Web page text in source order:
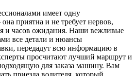
имеет одну
приятна и не требует нервов,
и часов ожидания. Наши вежливые
все детали и нюансы
передадут всю информацию в
просчитают лучший маршрут и
для заказа машину. Вам
приезда водителя, который